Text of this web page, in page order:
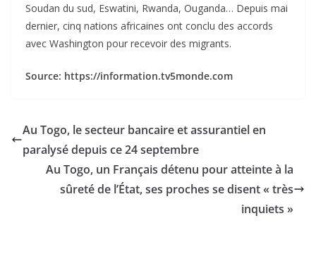
Soudan du sud, Eswatini, Rwanda, Ouganda… Depuis mai
dernier, cinq nations africaines ont conclu des accords
avec Washington pour recevoir des migrants.
Source: https://information.tv5monde.com
Au Togo, le secteur bancaire et assurantiel en
paralysé depuis ce 24 septembre
Au Togo, un Français détenu pour atteinte à la
sûreté de l’État, ses proches se disent « très
inquiets »